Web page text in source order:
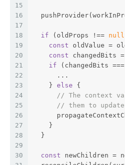
15
16
17
18
19
20
21
22
23
24
25
26
27
28
29
30
if (oldProps !== null
const oldValue =
const changedBits
if (changedBits ===
      ...
    }
else {
// The context
// them to
    }
  }
const newChildren =